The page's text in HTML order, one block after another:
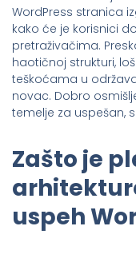
WordPress stranica
kako će je korisnici
pretraživačima.
haotičnoj strukturi,
teškoćama u
novac. Dobro
temelje za uspešan,
Zašto je
uspeh